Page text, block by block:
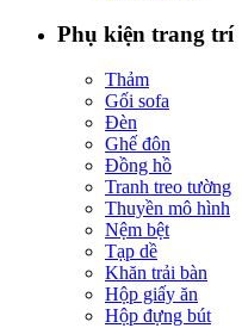
Phụ kiện trang trí
Thảm
Gối sofa
Đèn
Ghế đôn
Đồng hồ
Tranh treo tường
Thuyền mô hình
Nệm bệt
Tạp dề
Khăn trải bàn
Hộp giấy ăn
Hộp đựng bút